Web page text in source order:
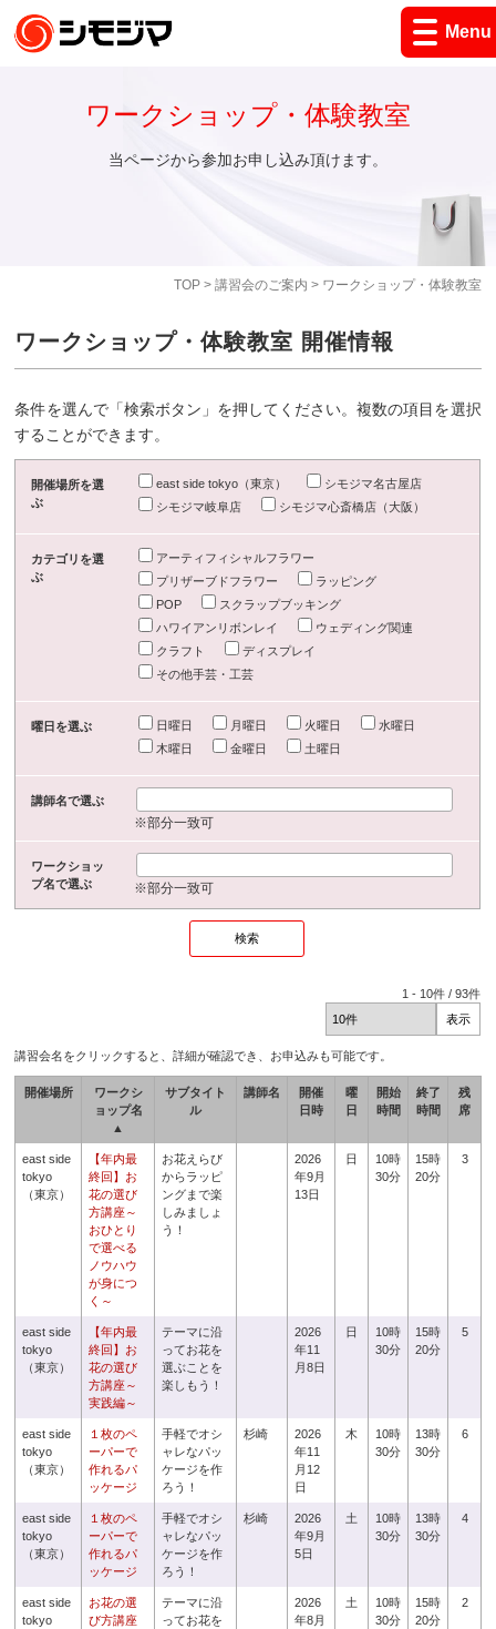
Menu
TOP> 講習会のご案内 > ワークショップ・体験教室
ワークショップ・体験教室
当ページから参加お申し込み頂けます。
ワークショップ・体験教室 開催情報
条件を選んで「検索ボタン」を押してください。複数の項目を選択
することができます。
開催場所を選
ぶ
east side tokyo（東京）
シモジマ名古屋店
シモジマ岐阜店
シモジマ心斎橋店（大阪）
カテゴリを選
ぶ
アーティフィシャルフラワー
プリザーブドフラワー
ラッピング
POP
スクラップブッキング
ハワイアンリボンレイ
ウェディング関連
クラフト
ディスプレイ
その他手芸・工芸
曜日を選ぶ 日曜日 月曜日 火曜日
水曜日
木曜日
金曜日 土曜日
講師名で選ぶ
※部分一致可
ワークショッ
プ名で選ぶ
※部分一致可
1 - 10件 /93件
講習会名をクリックすると、詳細が確認でき、お申込みも可能です。
開催場所
ワークシ
ョップ名
▲
サブタイト
ル
講師名
開催
日時
曜
日
開始
時間
終了
時間
残
席
east side
tokyo
（東京）
【年内最
終回】お
花の選び
方講座～
おひとり
で選べる
ノウハウ
が身につ
く～
お花えらび
からラッピ
ングまで楽
しみましょ
う！
2026
年9月
13日
日
10時
30分
15時
20分
3
east side
tokyo
（東京）
【年内最
終回】お
花の選び
方講座～
実践編～
テーマに沿
ってお花を
選ぶことを
楽しもう！
2026
年11
月8日
日
10時
30分
15時
20分
5
east side
tokyo
（東京）
１枚のペ
ーパーで
作れるパ
ッケージ
手軽でオシ
ャレなパッ
ケージを作
ろう！
杉崎
2026
年11
月12
日
木
10時
30分
13時
30分
6
east side
tokyo
（東京）
１枚のペ
ーパーで
作れるパ
ッケージ
手軽でオシ
ャレなパッ
ケージを作
ろう！
杉崎
2026
年9月
5日
土
10時
30分
13時
30分
4
east side
tokyo
お花の選
び方講座
テーマに沿
ってお花を
2026
年8月
土
10時
30分
15時
20分
2